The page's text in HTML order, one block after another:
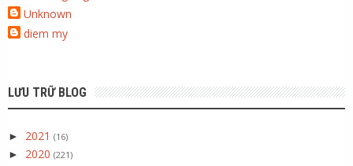
Unknown
diem my
LƯU TRỮ BLOG
► 2021 (16)
► 2020 (221)